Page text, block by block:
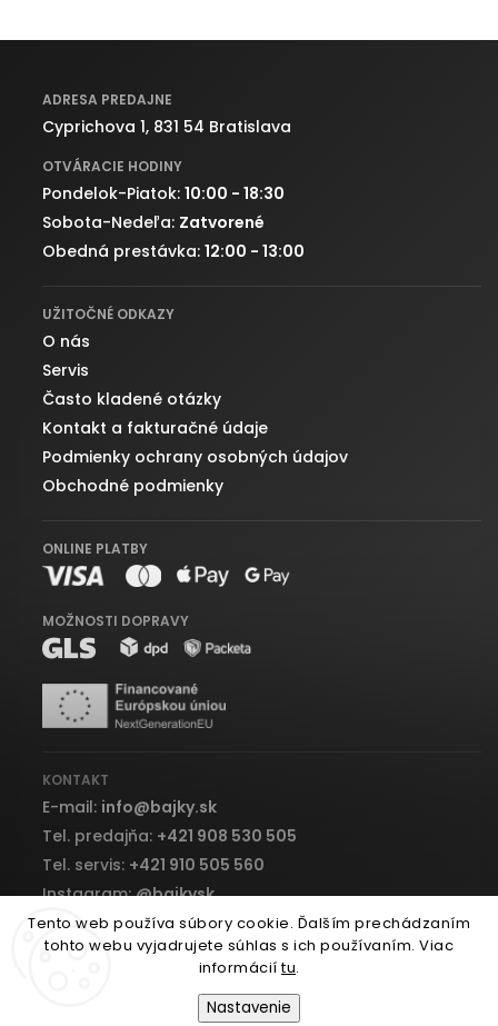
Tento web používa súbory cookie. Ďalším prechádzaním
tohto webu vyjadrujete súhlas s ich používaním. Viac
informáciítu.
Nastavenie
ADRESA PREDAJNE
Cyprichova 1, 831 54 Bratislava
OTVÁRACIE HODINY
Pondelok-Piatok: 10:00 - 18:30
Sobota-Nedeľa: Zatvorené
Obedná prestávka: 12:00 - 13:00
UŽITOČNÉ ODKAZY
O nás
Servis
Často kladené otázky
Kontakt a fakturačné údaje
Podmienky ochrany osobných údajov
Obchodné podmienky
ONLINE PLATBY
MOŽNOSTI DOPRAVY
KONTAKT
E-mail: info@bajky.sk
Tel. predajňa: +421 908 530 505
Tel. servis: +421 910 505 560
Instagram:@bajkysk
Facebook:bajky.sk